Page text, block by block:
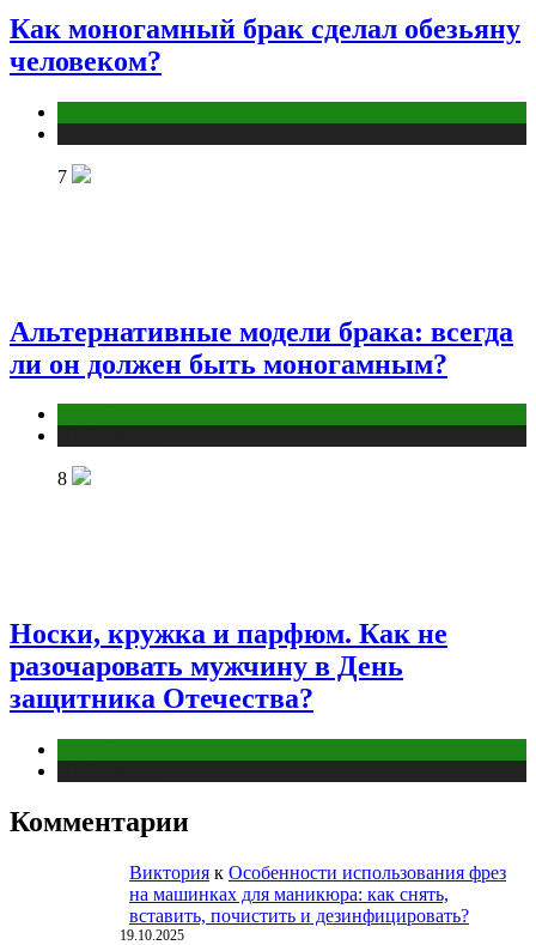
Как моногамный брак сделал обезьяну
человеком?
7
Альтернативные модели брака: всегда
ли он должен быть моногамным?
8
Носки, кружка и парфюм. Как не
разочаровать мужчину в День
защитника Отечества?
Комментарии
Виктория к Особенности использования фрез
на машинках для маникюра: как снять,
вставить, почистить и дезинфицировать?
19.10.2025